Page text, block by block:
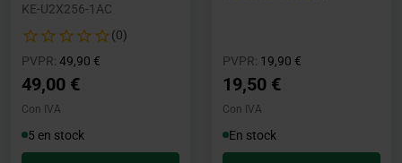
KE-U2X256-1AC
(0)
PVPR: Precio rebajado desde
49,90 €
49,00 €
Con IVA
5 en stock
PVPR: Precio rebajado desde
19,90 €
19,50 €
Con IVA
En stock